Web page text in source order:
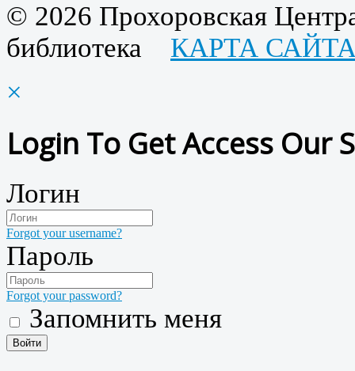
© 2026 Прохоровская
библиотека КАРТА
×
Login To Get Access Our
Логин
Forgot your username?
Пароль
Forgot your password?
Запомнить меня